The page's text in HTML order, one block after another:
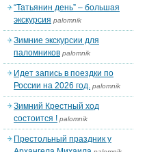
“Татьянин день” – большая
экскурсия palomnik
Зимние экскурсии для
паломников palomnik
Идет запись в поездки по
России на 2026 год. palomnik
Зимний Крестный ход
состоится ! palomnik
Престольный праздник у